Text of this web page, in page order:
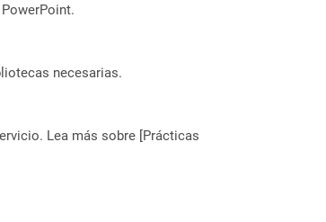
necesarias.
Lea más sobre [Prácticas